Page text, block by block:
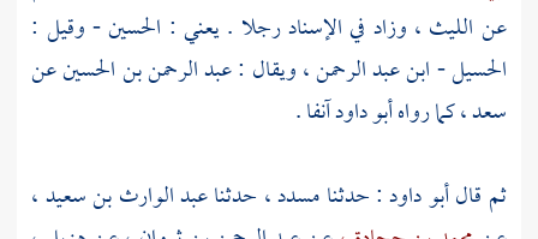
عن الليث ، وزاد في الإسناد رجلا . يعني : الحسين- وقيل :
الحسيل - ابن عبد الرحمن ،ويقال :عبد الرحمن بن الحسينعن
سعد ،كما رواهأبو داودآنفا .
ثم قالأبو داود :حدثنامسدد ، حدثناعبد الوارث بن سعيد ،